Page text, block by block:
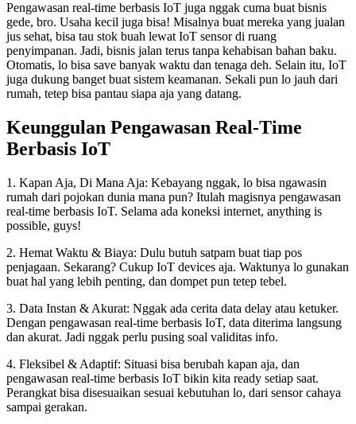
Pengawasan real-time berbasis IoT juga nggak cuma buat bisnis
gede, bro. Usaha kecil juga bisa! Misalnya buat mereka yang jualan
jus sehat, bisa tau stok buah lewat IoT sensor di ruang
penyimpanan. Jadi, bisnis jalan terus tanpa kehabisan bahan baku.
Otomatis, lo bisa save banyak waktu dan tenaga deh. Selain itu, IoT
juga dukung banget buat sistem keamanan. Sekali pun lo jauh dari
rumah, tetep bisa pantau siapa aja yang datang.
Keunggulan Pengawasan Real-Time
Berbasis IoT
1. Kapan Aja, Di Mana Aja: Kebayang nggak, lo bisa ngawasin
rumah dari pojokan dunia mana pun? Itulah magisnya pengawasan
real-time berbasis IoT. Selama ada koneksi internet, anything is
possible, guys!
2. Hemat Waktu & Biaya: Dulu butuh satpam buat tiap pos
penjagaan. Sekarang? Cukup IoT devices aja. Waktunya lo gunakan
buat hal yang lebih penting, dan dompet pun tetep tebel.
3. Data Instan & Akurat: Nggak ada cerita data delay atau ketuker.
Dengan pengawasan real-time berbasis IoT, data diterima langsung
dan akurat. Jadi nggak perlu pusing soal validitas info.
4. Fleksibel & Adaptif: Situasi bisa berubah kapan aja, dan
pengawasan real-time berbasis IoT bikin kita ready setiap saat.
Perangkat bisa disesuaikan sesuai kebutuhan lo, dari sensor cahaya
sampai gerakan.